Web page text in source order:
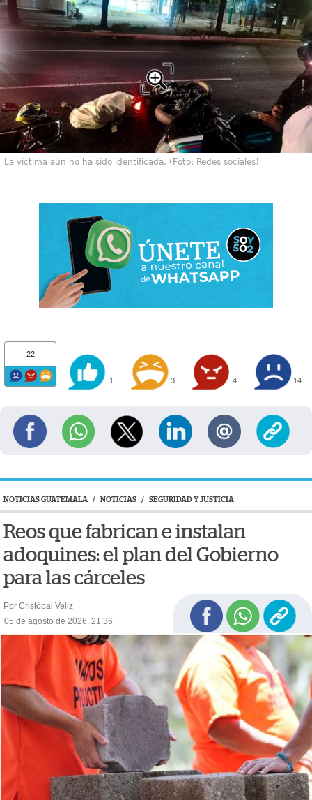
La víctima aún no ha sido identificada. (Foto: Redes sociales)
22
1 3 4 14
NOTICIAS GUATEMALA / NOTICIAS / SEGURIDAD Y JUSTICIA
Reos que fabrican e instalan
adoquines: el plan del Gobierno
para las cárceles
Por Cristóbal Veliz
05 de agosto de 2026, 21:36